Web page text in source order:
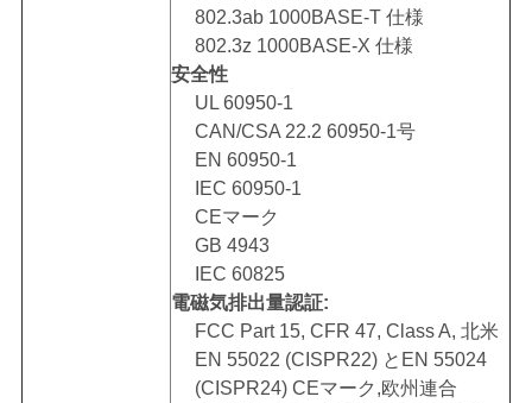
802.3ab 1000BASE-T 仕様
802.3z 1000BASE-X 仕様
安全性
UL 60950-1
CAN/CSA 22.2 60950-1号
EN 60950-1
IEC 60950-1
CEマーク
GB 4943
IEC 60825
電磁気排出量認証:
FCC Part 15, CFR 47, Class A, 北米
EN 55022 (CISPR22) とEN 55024
(CISPR24) CEマーク,欧州連合